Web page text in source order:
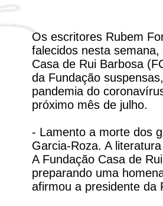
Os escritores Rubem
falecidos nesta
Casa de Rui Barbosa
da Fundação
pandemia do
próximo mês de julho.
- Lamento a morte dos
Garcia-Roza. A
A Fundação Casa de
preparando uma
afirmou a presidente da